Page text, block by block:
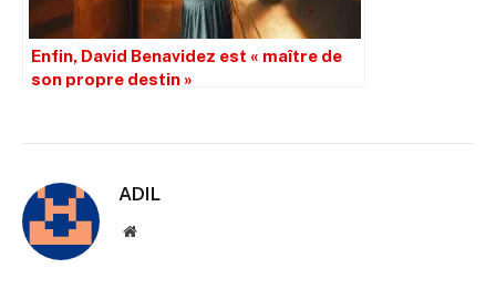
Enfin, David Benavidez est « maître de
son propre destin »
ADIL
Site